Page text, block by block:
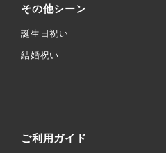
その他シーン
誕生日祝い
結婚祝い
ご利用ガイド